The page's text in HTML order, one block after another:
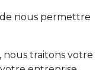
nous permettre
nous traitons votre